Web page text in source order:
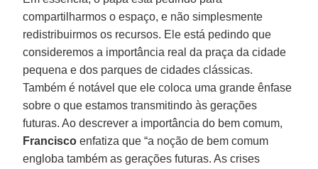
compartilharmos o espaço, e não simplesmente
redistribuirmos os recursos. Ele está pedindo que
consideremos a importância real da praça da cidade
pequena e dos parques de cidades clássicas.
Também é notável que ele coloca uma grande ênfase
sobre o que estamos transmitindo às gerações
futuras. Ao descrever a importância do bem comum,
Francisco enfatiza que “a noção de bem comum
engloba também as gerações futuras. As crises